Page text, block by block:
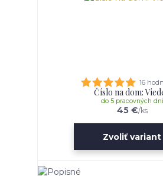
16
Číslo na dom:
45 €/ks
do 5 pracovných dní
Zvoliť variant